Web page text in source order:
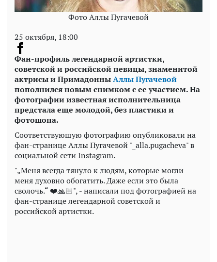
Фото Аллы Пугачевой
25 октября, 18:00
Фан-профиль легендарной артистки,
советской и российской певицы, знаменитой
актрисы и ПримадонныАллы Пугачевой
пополнился новым снимком с ее участием. На
фотографии известная исполнительница
предстала еще молодой, без пластики и
фотошопа.
Соответствующую фотографию опубликовали на
фан-странице Аллы Пугачевой "_alla.pugacheva" в
социальной сети Instagram.
"„Меня всегда тянуло к людям, которые могли
меня духовно обогатить. Даже если это была
сволочь.“ ❤️🙏🏼", - написали под фотографией на
фан-странице легендарной советской и
российской артистки.